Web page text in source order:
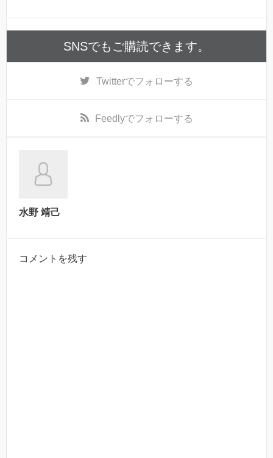
SNSでもご購読できます。
Twitterでフォローする
Feedlyでフォローする
水野 靖己
コメントを残す